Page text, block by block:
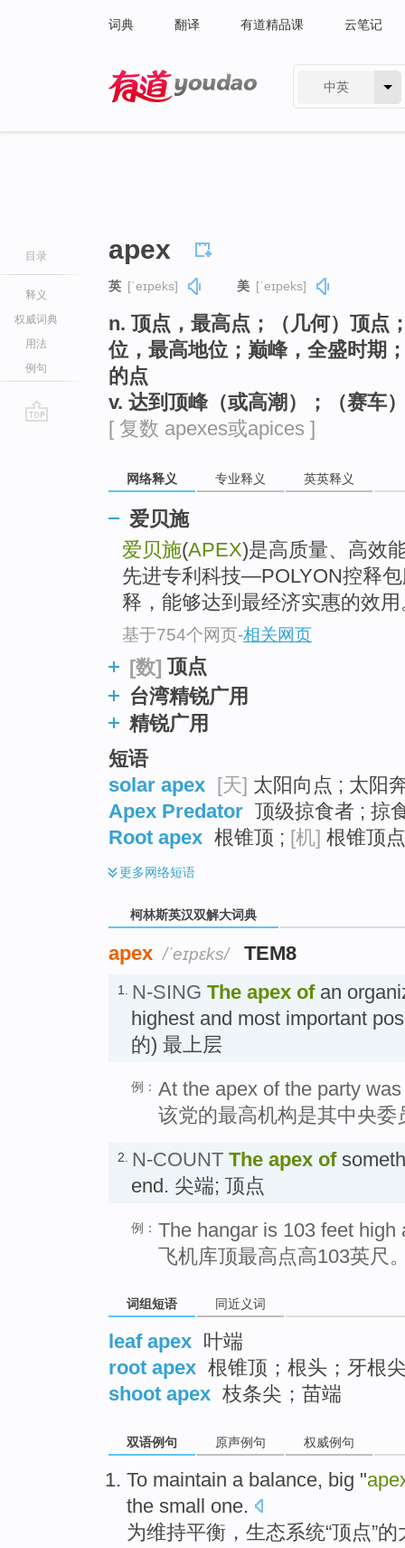
词典 翻译 有道精品课 云笔记
中英
目录
释义
权威词典
用法
例句
apex
英 [ˈeɪpeks] 美 [ˈeɪpeks]
n. 顶点，最高点；（几何）顶点
位，最高地位；巅峰，全盛时期
的点
v. 达到顶峰（或高潮）；（赛车
[ 复数 apexes或apices ]
网络释义 专业释义 英英释义
爱贝施
爱贝施(APEX)是高质量、高效
先进专利科技—POLYON控释
释，能够达到最经济实惠的效用
基于754个网页-相关网页
[数] 顶点
台湾精锐广用
精锐广用
短语
solar apex [天] 太阳向点 ; 太阳
Apex Predator 顶级掠食者 ; 掠
Root apex 根锥顶 ; [机] 根锥顶
更多网络短语
柯林斯英汉双解大词典
apex /ˈeɪpɛks/ TEM8
1. N-SING The apex ofan
highest and most important
的) 最上层
例： At the apex of the party
该党的最高机构是其中央委
2. N-COUNT The apex of
end. 尖端; 顶点
例： The hangar is 103 feet high
飞机库顶最高点高103英尺
词组短语 同近义词
leaf apex 叶端
root apex 根锥顶；根头；牙根
shoot apex 枝条尖；苗端
双语例句 原声例句 权威例句
To maintain a balance, big "
the small one.
为维持平衡 ，生态系统“顶点”的